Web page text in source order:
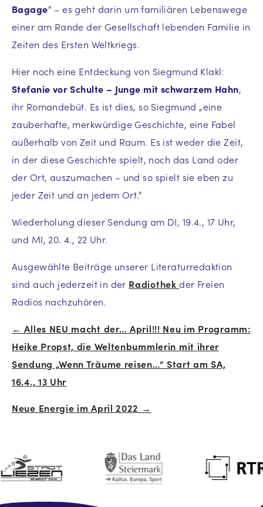
Bagage“ – es geht darin um familiären Lebenswege
einer am Rande der Gesellschaft lebenden Familie in
Zeiten des Ersten Weltkriegs.
Hier noch eine Entdeckung von Siegmund Klakl:
Stefanie vor Schulte – Junge mit schwarzem Hahn,
ihr Romandebüt. Es ist dies, so Siegmund „eine
zauberhafte, merkwürdige Geschichte, eine Fabel
außerhalb von Zeit und Raum. Es ist weder die Zeit,
in der diese Geschichte spielt, noch das Land oder
der Ort, auszumachen – und so spielt sie eben zu
jeder Zeit und an jedem Ort.“
Wiederholung dieser Sendung am DI, 19.4., 17 Uhr,
und MI, 20. 4., 22 Uhr.
Ausgewählte Beiträge unserer Literaturredaktion
sind auch jederzeit in der Radiothekder Freien
Radios nachzuhören.
Beitrags-
Navigation
← Alles NEU macht der… April!!! Neu im Programm:
Heike Propst, die Weltenbummlerin mit ihrer
Sendung „Wenn Träume reisen…“ Start am SA,
16.4., 13 Uhr
Neue Energie im April 2022 →